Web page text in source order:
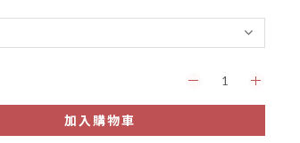
加入購物車